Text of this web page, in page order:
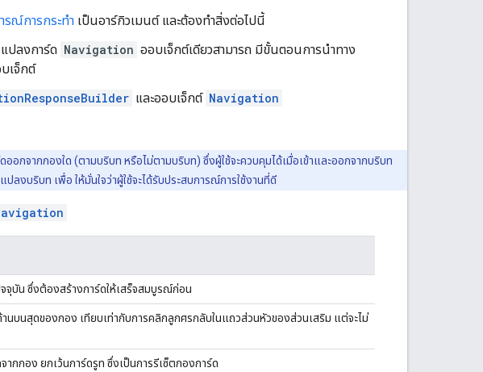
รณ์การกระทํา เป็นอาร์กิวเมนต์ และต้องทําสิ่งต่อไปนี้
ปลงการ์ด Navigation ออบเจ็กต์เดียวสามารถ มีขั้นตอนการนำทาง
เจ็กต์
และออบเจ็กต์ Navigation
ออกจากกองใด (ตามบริบท หรือไม่ตามบริบท) ซึ่งผู้ใช้จะควบคุมได้เมื่อเข้าและออกจากบริบท
ลงบริบท เพื่อ ให้มั่นใจว่าผู้ใช้จะได้รับประสบการณ์การใช้งานที่ดี
จุบัน ซึ่งต้องสร้างการ์ดให้เสร็จสมบูรณ์ก่อน
านบนสุดของกอง เทียบเท่ากับการคลิกลูกศรกลับในแถวส่วนหัวของส่วนเสริม แต่จะไม่
ากกอง ยกเว้นการ์ดรูท ซึ่งเป็นการรีเซ็ตกองการ์ด